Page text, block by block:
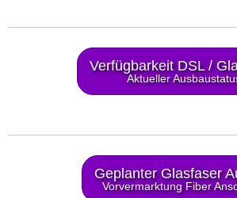
Verfügbarkeit DSL /
Aktueller
Geplanter Glasfaser
Vorvermarktung Fiber